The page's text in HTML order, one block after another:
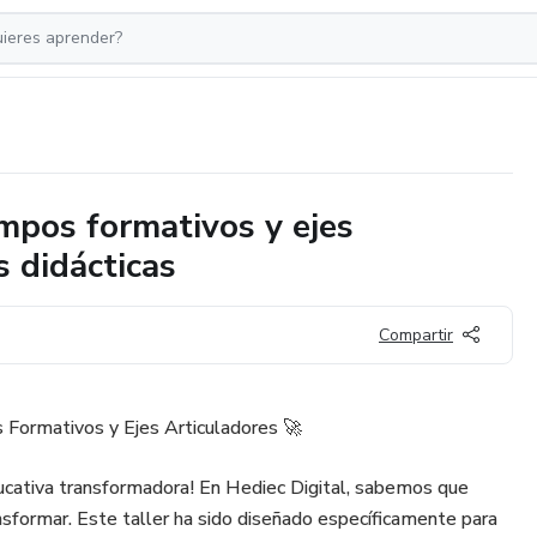
formativos y ejes
didácticas
Compartir
Formativos y Ejes Articuladores 🚀
transformadora! En Hediec Digital, sabemos que
Este taller ha sido diseñado específicamente para